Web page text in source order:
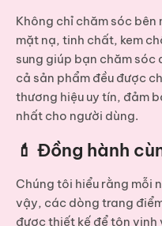
Không chỉ chăm sóc
mặt nạ, tinh chất, kem
sung giúp bạn chăm sóc
cả sản phẩm đều được
thương hiệu uy tín, đảm
nhất cho người dùng.
💄 Đồng hành
Chúng tôi hiểu rằng mỗi
vậy, các dòng trang
được thiết kế để tôn vinh